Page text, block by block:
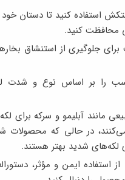
استفاده کنید تا دستان خود
محافظت کنید.
جلوگیری از استنشاق
را بر اساس نوع و شدت
مانند آبلیمو و سرکه برای
در حالی که محصولات
لکه‌های شدید بهتر هستند.
از استفاده ایمن و مؤثر،